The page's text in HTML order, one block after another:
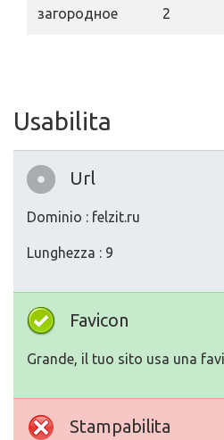
загородное 2
Usabilita
Url
Dominio : felzit.ru
Lunghezza : 9
Favicon
Grande, il tuo sito usa una
Stampabilita